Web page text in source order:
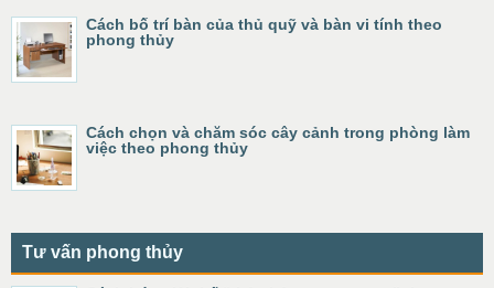
Cách bố trí bàn của thủ quỹ và bàn vi tính theo
phong thủy
Cách chọn và chăm sóc cây cảnh trong phòng làm
việc theo phong thủy
Tư vấn phong thủy